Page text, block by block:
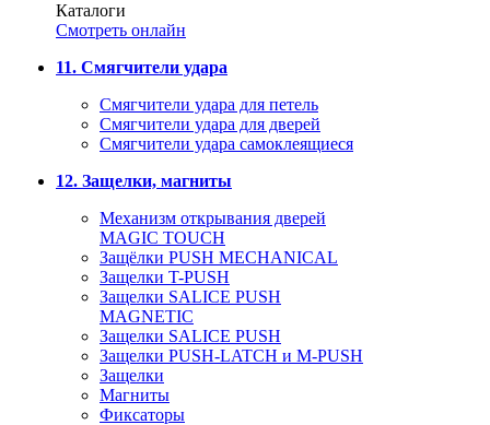
Каталоги
Смотреть онлайн
11. Смягчители удара
Смягчители удара для петель
Смягчители удара для дверей
Cмягчители удара самоклеящиеся
12. Защелки, магниты
Механизм открывания дверей
MAGIC TOUCH
Защёлки PUSH MECHANICAL
Защелки T-PUSH
Защелки SALICE PUSH
MAGNETIC
Защелки SALICE PUSH
Защелки PUSH-LATCH и M-PUSH
Защелки
Магниты
Фиксаторы